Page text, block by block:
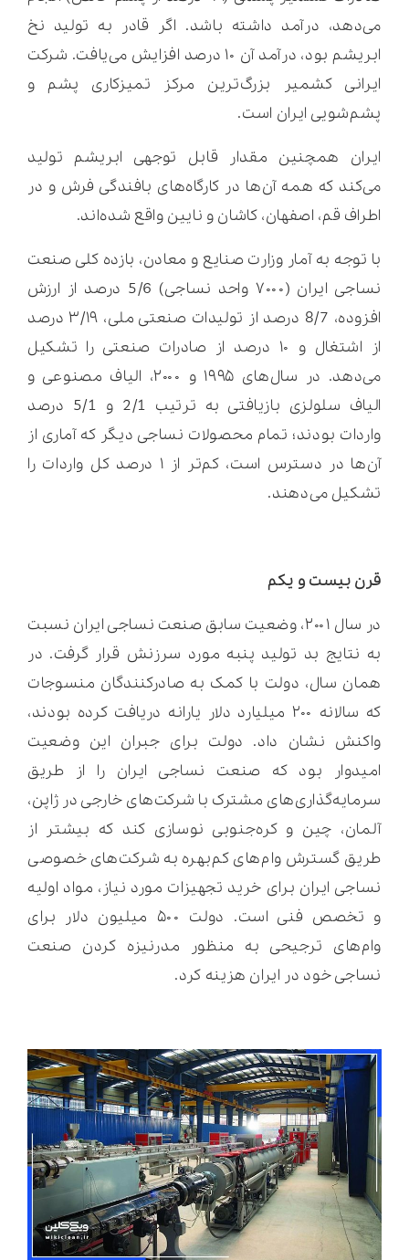
می‌دهد، درآمد داشته باشد. اگر قادر به تولید نخ
ابریشم بود، درآمد آن ۱۰ درصد افزایش می‌یافت. شرکت
ایرانی کشمیر بزرگ‌ترین مرکز تمیزکاری پشم و
پشم‌شویی ایران است.
ایران همچنین مقدار قابل توجهی ابریشم تولید
می‌کند که همه آن‌ها در کارگاه‌های بافندگی فرش و در
اطراف قم، اصفهان، کاشان و نایین واقع شده‌اند.
با توجه به آمار وزارت صنایع و معادن، بازده کلی صنعت
نساجی ایران (۷۰۰۰ واحد نساجی) 5/6 درصد از ارزش
افزوده، 8/7 درصد از تولیدات صنعتی ملی، ۳/۱۹ درصد
از اشتغال و ۱۰ درصد از صادرات صنعتی را تشکیل
می‌دهد. در سال‌های ۱۹۹۵ و ۲۰۰۰، الیاف مصنوعی و
الیاف سلولزی بازیافتی به ترتیب 2/1 و 5/1 درصد
واردات بودند؛ تمام محصولات نساجی دیگر که آماری از
آن‌ها در دسترس است، کم‌تر از ۱ درصد کل واردات را
تشکیل می‌دهند.
قرن بیست و یکم
در سال ۲۰۰۱، وضعیت سابق صنعت نساجی ایران نسبت
به نتایج بد تولید پنبه مورد سرزنش قرار گرفت. در
همان سال، دولت با کمک به صادرکنندگان منسوجات
که سالانه ۲۰۰ میلیارد دلار یارانه دریافت کرده بودند،
واکنش نشان داد. دولت برای جبران این وضعیت
امیدوار بود که صنعت نساجی ایران را از طریق
سرمایه‌گذاری‌های مشترک با شرکت‌های خارجی در ژاپن،
آلمان، چین و کره‌جنوبی نوسازی کند که بیشتر از
طریق گسترش وام‌های کم‌بهره به شرکت‌های خصوصی
نساجی ایران برای خرید تجهیزات مورد نیاز، مواد اولیه
و تخصص فنی است. دولت ۵۰۰ میلیون دلار برای
وام‌های ترجیحی به منظور مدرنیزه کردن صنعت
نساجی خود در ایران هزینه کرد.